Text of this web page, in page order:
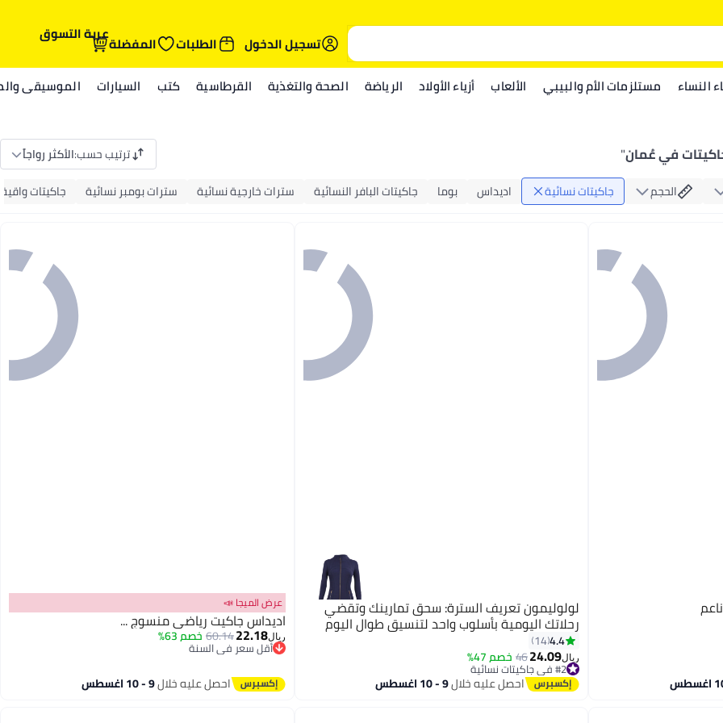
تسجيل الدخول
الطلبات المفضلةعربة التسوق
النساء مستلزمات الأم والبيبي الألعاب أزياء الأولاد الرياضة الصحة والتغذية القرطاسية كتب السيارات الموسيقى
في عُمان" ترتيب حسب:الأكثر رواجاً
الحجم جاكيتات نسائية اديداس بوما جاكيتات البافر النسائية سترات خارجية نسائية سترات بومبر نسائية جاكيتات
8
لولوليمون تعريف السترة: سحق تمارينك وتقضي
رحلاتك اليومية بأسلوب واحد لتنسيق طوال اليوم
4.4
14
ريال24.09
46خصم 47%
#2 في جاكيتات نسائية
#2 في جاكيتات نسائية احصل عليه خلال9 - 10 اغسطس
4
عرض الميجا 📣
اديداس جاكيت رياضي منسوج ...
ريال22.18
60.14 خصم 63%
أقل سعر في السنة
أقل سعر في السنة
احصل عليه خلال9 - 10 اغسطس